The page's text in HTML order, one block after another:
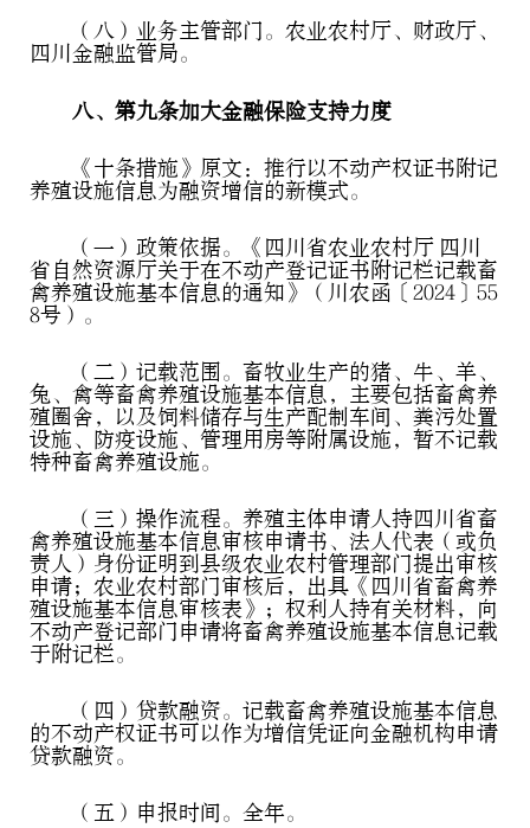
（八）业务主管部门。农业农村厅、财政厅、
四川金融监管局。
八、第九条加大金融保险支持力度
《十条措施》原文：推行以不动产权证书附记
养殖设施信息为融资增信的新模式。
（一）政策依据。《四川省农业农村厅 四川
省自然资源厅关于在不动产登记证书附记栏记载畜
禽养殖设施基本信息的通知》（川农函〔2024〕55
8号）。
（二）记载范围。畜牧业生产的猪、牛、羊、
兔、禽等畜禽养殖设施基本信息，主要包括畜禽养
殖圈舍，以及饲料储存与生产配制车间、粪污处置
设施、防疫设施、管理用房等附属设施，暂不记载
特种畜禽养殖设施。
（三）操作流程。养殖主体申请人持四川省畜
禽养殖设施基本信息审核申请书、法人代表（或负
责人）身份证明到县级农业农村管理部门提出审核
申请；农业农村部门审核后，出具《四川省畜禽养
殖设施基本信息审核表》；权利人持有关材料，向
不动产登记部门申请将畜禽养殖设施基本信息记载
于附记栏。
（四）贷款融资。记载畜禽养殖设施基本信息
的不动产权证书可以作为增信凭证向金融机构申请
贷款融资。
（五）申报时间。全年。